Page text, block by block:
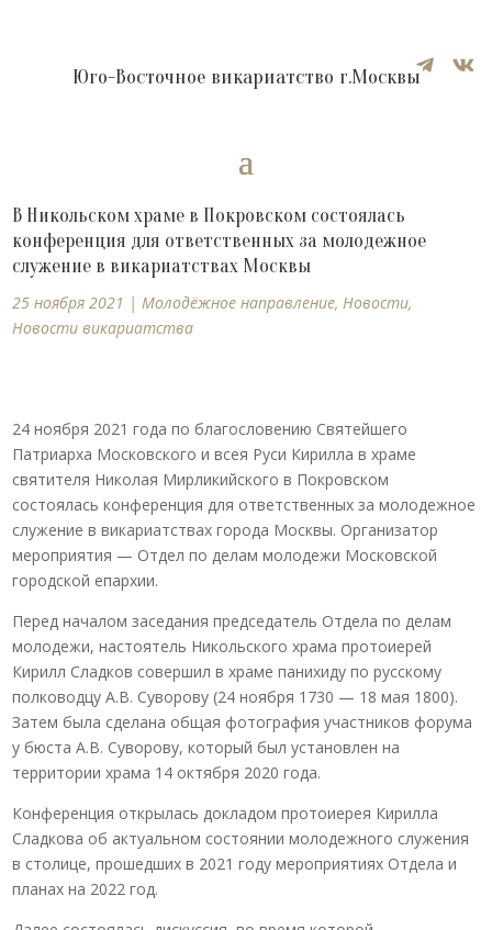
 
Юго-Восточное викариатство г.Москвы
В Никольском храме в Покровском состоялась
конференция для ответственных за молодежное
служение в викариатствах Москвы
25 ноября 2021 |Молодёжное направление,Новости,
Новости викариатства
24 ноября 2021 года по благословению Святейшего
Патриарха Московского и всея Руси Кирилла в храме
святителя Николая Мирликийского в Покровском
состоялась конференция для ответственных за молодежное
служение в викариатствах города Москвы. Организатор
мероприятия — Отдел по делам молодежи Московской
городской епархии.
Перед началом заседания председатель Отдела по делам
молодежи, настоятель Никольского храма протоиерей
Кирилл Сладков совершил в храме панихиду по русскому
полководцу А.В. Суворову (24 ноября 1730 — 18 мая 1800).
Затем была сделана общая фотография участников форума
у бюста А.В. Суворову, который был установлен на
территории храма 14 октября 2020 года.
Конференция открылась докладом протоиерея Кирилла
Сладкова об актуальном состоянии молодежного служения
в столице, прошедших в 2021 году мероприятиях Отдела и
планах на 2022 год.